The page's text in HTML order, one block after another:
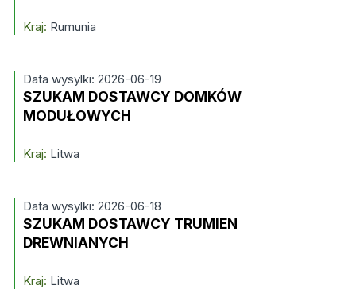
Kraj: Rumunia
Data wysylki: 2026-06-19
SZUKAM DOSTAWCY DOMKÓW
MODUŁOWYCH
Kraj: Litwa
Data wysylki: 2026-06-18
SZUKAM DOSTAWCY TRUMIEN
DREWNIANYCH
Kraj: Litwa